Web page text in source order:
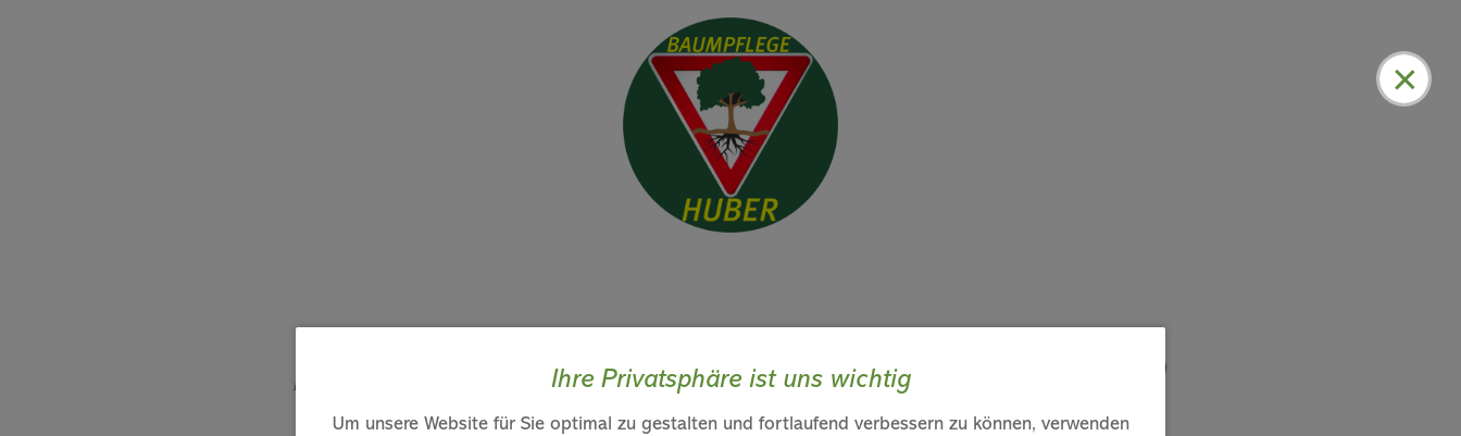
Ein Einblick in unsere Arbeiten
Ihre Privatsphäre ist uns wichtig
Um unsere Website für Sie optimal zu gestalten und fortlaufend verbessern zu können, verwenden